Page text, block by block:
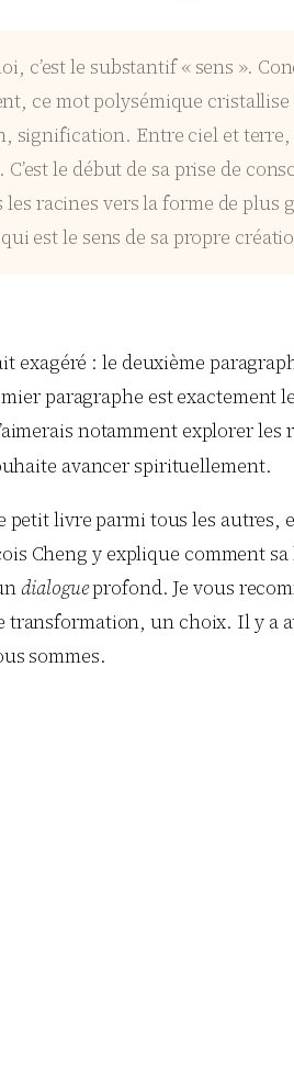
c’est le substantif « sens ».
ce mot polysémique
signification. Entre ciel et
le début de sa prise de
racines vers la forme de
est le sens de sa propre
exagéré : le deuxième
paragraphe est exactement
notamment explorer
avancer spirituellement.
livre parmi tous les autres,
Cheng y explique comment
dialogueprofond. Je vous
un choix. Il y a
sommes.